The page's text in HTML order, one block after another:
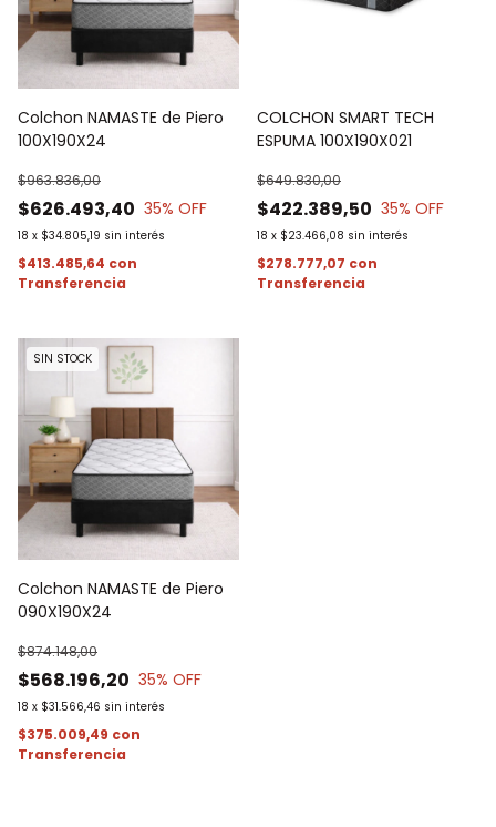
Colchon NAMASTE de Piero
100X190X24
$626.493,40
$963.836,00
35% OFF
18 x $34.805,19 sin interés
$413.485,64 con
COLCHON SMART TECH
ESPUMA 100X190X021
$422.389,50
$649.830,00
35% OFF
18 x $23.466,08 sin interés
$278.777,07 con
SIN STOCK
Colchon NAMASTE de Piero
090X190X24
$568.196,20
$874.148,00
35% OFF
18 x $31.566,46 sin interés
$375.009,49 con